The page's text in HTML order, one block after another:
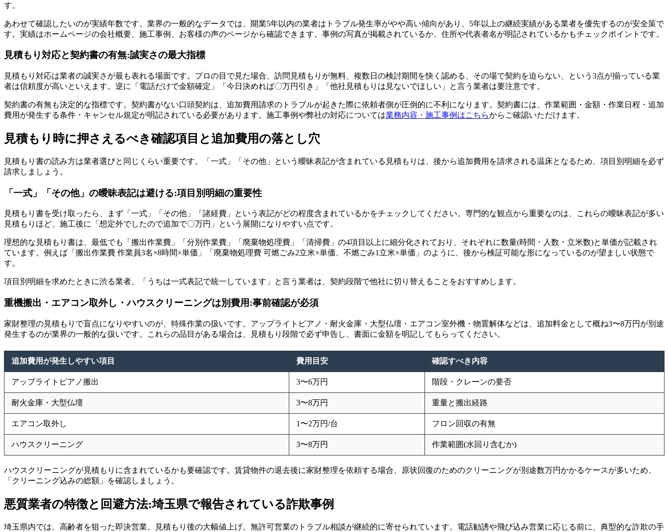
す。
あわせて確認したいのが実績年数です。業界の一般的なデータでは、開業5年以内の業者はトラブル発生率がやや高い傾向があり、5年以上の継続実績がある業者を優先するのが安全策で
す。実績はホームページの会社概要、施工事例、お客様の声のページから確認できます。事例の写真が掲載されているか、住所や代表者名が明記されているかもチェックポイントです。
見積もり対応と契約書の有無:誠実さの最大指標
見積もり対応は業者の誠実さが最も表れる場面です。プロの目で見た場合、訪問見積もりが無料、複数日の検討期間を快く認める、その場で契約を迫らない、という3点が揃っている業
者は信頼度が高いといえます。逆に「電話だけで金額確定」「今日決めれば〇万円引き」「他社見積もりは見ないでほしい」と言う業者は要注意です。
契約書の有無も決定的な指標です。契約書がない口頭契約は、追加費用請求のトラブルが起きた際に依頼者側が圧倒的に不利になります。契約書には、作業範囲・金額・作業日程・追加
費用が発生する条件・キャンセル規定が明記されている必要があります。施工事例や弊社の対応については業務内容・施工事例はこちらからご確認いただけます。
見積もり時に押さえるべき確認項目と追加費用の落とし穴
見積もり書の読み方は業者選びと同じくらい重要です。「一式」「その他」という曖昧表記が含まれている見積もりは、後から追加費用を請求される温床となるため、項目別明細を必ず
請求しましょう。
「一式」「その他」の曖昧表記は避ける:項目別明細の重要性
見積もり書を受け取ったら、まず「一式」「その他」「諸経費」という表記がどの程度含まれているかをチェックしてください。専門的な観点から重要なのは、これらの曖昧表記が多い
見積もりほど、施工後に「想定外でしたので追加で〇万円」という展開になりやすい点です。
理想的な見積もり書は、最低でも「搬出作業費」「分別作業費」「廃棄物処理費」「清掃費」の4項目以上に細分化されており、それぞれに数量(時間・人数・立米数)と単価が記載され
ています。例えば「搬出作業費 作業員3名×8時間×単価」「廃棄物処理費 可燃ごみ2立米×単価、不燃ごみ1立米×単価」のように、後から検証可能な形になっているのが望ましい状態で
す。
項目別明細を求めたときに渋る業者、「うちは一式表記で統一しています」と言う業者は、契約段階で他社に切り替えることをおすすめします。
重機搬出・エアコン取外し・ハウスクリーニングは別費用:事前確認が必須
家財整理の見積もりで盲点になりやすいのが、特殊作業の扱いです。アップライトピアノ・耐火金庫・大型仏壇・エアコン室外機・物置解体などは、追加料金として概ね3〜8万円が別途
発生するのが業界の一般的な扱いです。これらの品目がある場合は、見積もり段階で必ず申告し、書面に金額を明記してもらってください。
追加費用が発生しやすい項目 費用目安 確認すべき内容
アップライトピアノ搬出 3〜6万円 階段・クレーンの要否
耐火金庫・大型仏壇 3〜8万円 重量と搬出経路
エアコン取外し 1〜2万円/台 フロン回収の有無
ハウスクリーニング 3〜8万円 作業範囲(水回り含むか)
ハウスクリーニングが見積もりに含まれているかも要確認です。賃貸物件の退去後に家財整理を依頼する場合、原状回復のためのクリーニングが別途数万円かかるケースが多いため、
「クリーニング込みの総額」を確認しましょう。
悪質業者の特徴と回避方法:埼玉県で報告されている詐欺事例
埼玉県内では、高齢者を狙った即決営業、見積もり後の大幅値上げ、無許可営業のトラブル相談が継続的に寄せられています。電話勧誘や飛び込み営業に応じる前に、典型的な詐欺の手